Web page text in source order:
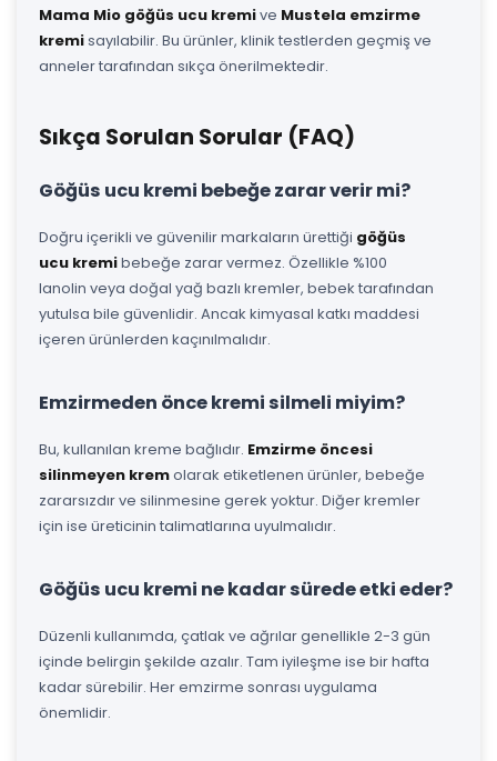
Mama Mio göğüs ucu kremive Mustela emzirme
kremisayılabilir. Bu ürünler, klinik testlerden geçmiş ve
anneler tarafından sıkça önerilmektedir.
Sıkça Sorulan Sorular (FAQ)
Göğüs ucu kremi bebeğe zarar verir mi?
Doğru içerikli ve güvenilir markaların ürettiği göğüs
ucu kremibebeğe zarar vermez. Özellikle %100
lanolin veya doğal yağ bazlı kremler, bebek tarafından
yutulsa bile güvenlidir. Ancak kimyasal katkı maddesi
içeren ürünlerden kaçınılmalıdır.
Emzirmeden önce kremi silmeli miyim?
Bu, kullanılan kreme bağlıdır. Emzirme öncesi
silinmeyen kremolarak etiketlenen ürünler, bebeğe
zararsızdır ve silinmesine gerek yoktur. Diğer kremler
için ise üreticinin talimatlarına uyulmalıdır.
Göğüs ucu kremi ne kadar sürede etki eder?
Düzenli kullanımda, çatlak ve ağrılar genellikle 2-3 gün
içinde belirgin şekilde azalır. Tam iyileşme ise bir hafta
kadar sürebilir. Her emzirme sonrası uygulama
önemlidir.